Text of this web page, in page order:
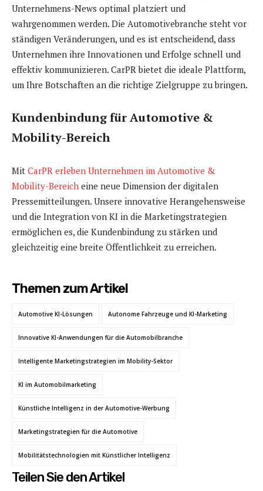
Unternehmens-News optimal platziert und
wahrgenommen werden. Die Automotivebranche steht vor
ständigen Veränderungen, und es ist entscheidend, dass
Unternehmen ihre Innovationen und Erfolge schnell und
effektiv kommunizieren. CarPR bietet die ideale Plattform,
um Ihre Botschaften an die richtige Zielgruppe zu bringen.
Kundenbindung für Automotive &
Mobility-Bereich
Mit CarPR erleben Unternehmen im Automotive &
Mobility-Bereich eine neue Dimension der digitalen
Pressemitteilungen. Unsere innovative Herangehensweise
und die Integration von KI in die Marketingstrategien
ermöglichen es, die Kundenbindung zu stärken und
gleichzeitig eine breite Öffentlichkeit zu erreichen.
Themen zum Artikel
Automotive KI-Lösungen Autonome Fahrzeuge und KI-Marketing
Innovative KI-Anwendungen für die Automobilbranche
Intelligente Marketingstrategien im Mobility-Sektor
KI im Automobilmarketing
Künstliche Intelligenz in der Automotive-Werbung
Marketingstrategien für die Automotive
Mobilitätstechnologien mit Künstlicher Intelligenz
Teilen Sie den Artikel